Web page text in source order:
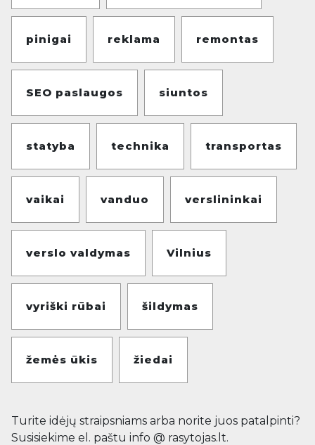
pinigai reklama remontas
SEO paslaugos siuntos
statyba technika transportas
vaikai vanduo verslininkai
verslo valdymas Vilnius
vyriški rūbai šildymas
žemės ūkis žiedai
Turite idėjų straipsniams arba norite juos patalpinti?
Susisiekime el. paštu info @ rasytojas.lt.